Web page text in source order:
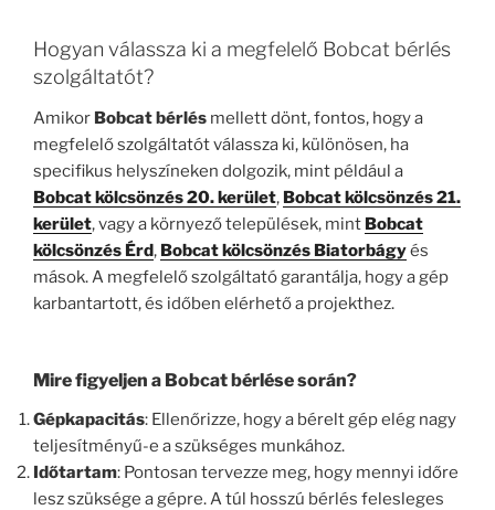
Hogyan válassza ki a megfelelő Bobcat bérlés
szolgáltatót?
Amikor Bobcat bérlés mellett dönt, fontos, hogy a
megfelelő szolgáltatót válassza ki, különösen, ha
specifikus helyszíneken dolgozik, mint például a
Bobcat kölcsönzés 20. kerület, Bobcat kölcsönzés 21.
kerület, vagy a környező települések, mint Bobcat
kölcsönzés Érd, Bobcat kölcsönzés Biatorbágyés
mások. A megfelelő szolgáltató garantálja, hogy a gép
karbantartott, és időben elérhető a projekthez.
Mire figyeljen a Bobcat bérlése során?
Gépkapacitás: Ellenőrizze, hogy a bérelt gép elég nagy
teljesítményű-e a szükséges munkához.
Időtartam: Pontosan tervezze meg, hogy mennyi időre
lesz szüksége a gépre. A túl hosszú bérlés felesleges